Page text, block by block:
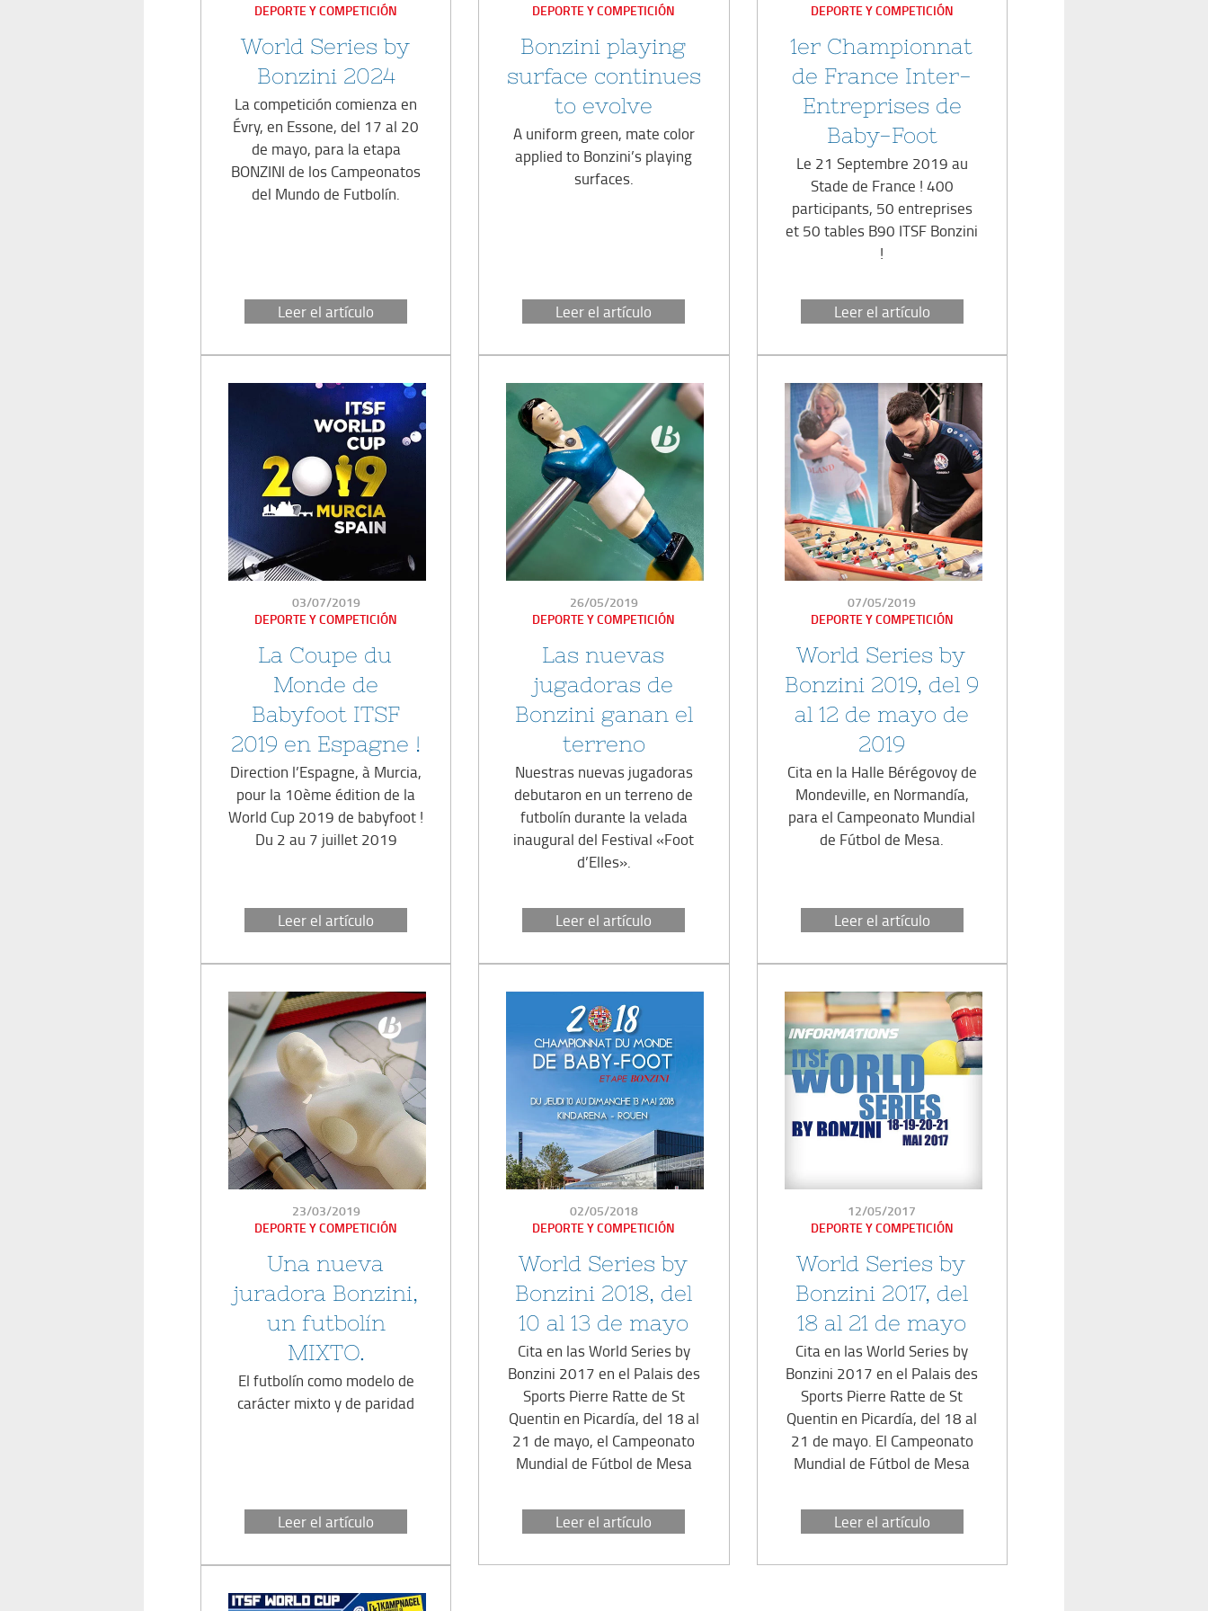
EN
DEPORTE Y COMPETICIÓN
World Series by
Bonzini 2024
La competición comienza en
Évry, en Essone, del 17 al 20
de mayo, para la etapa
BONZINI de los Campeonatos
del Mundo de Futbolín.
Leer el artículo
EN
DEPORTE Y COMPETICIÓN
Bonzini playing
surface continues
to evolve
A uniform green, mate color
applied to Bonzini’s playing
surfaces.
Leer el artículo
EN
DEPORTE Y COMPETICIÓN
1er Championnat
de France Inter-
Entreprises de
Baby-Foot
Le 21 Septembre 2019 au
Stade de France ! 400
participants, 50 entreprises
et 50 tables B90 ITSF Bonzini
!
Leer el artículo
PUBLICADO
EN
03/07/2019
DEPORTE Y COMPETICIÓN
La Coupe du
Monde de
Babyfoot ITSF
2019 en Espagne !
Direction l’Espagne, à Murcia,
pour la 10ème édition de la
World Cup 2019 de babyfoot !
Du 2 au 7 juillet 2019
Leer el artículo
PUBLICADO
EN
26/05/2019
DEPORTE Y COMPETICIÓN
Las nuevas
jugadoras de
Bonzini ganan el
terreno
Nuestras nuevas jugadoras
debutaron en un terreno de
futbolín durante la velada
inaugural del Festival «Foot
d’Elles».
Leer el artículo
PUBLICADO
EN
07/05/2019
DEPORTE Y COMPETICIÓN
World Series by
Bonzini 2019, del 9
al 12 de mayo de
2019
Cita en la Halle Bérégovoy de
Mondeville, en Normandía,
para el Campeonato Mundial
de Fútbol de Mesa.
Leer el artículo
PUBLICADO
EN
23/03/2019
DEPORTE Y COMPETICIÓN
Una nueva
juradora Bonzini,
un futbolín
MIXTO.
El futbolín como modelo de
carácter mixto y de paridad
Leer el artículo
PUBLICADO
EN
02/05/2018
DEPORTE Y COMPETICIÓN
World Series by
Bonzini 2018, del
10 al 13 de mayo
Cita en las World Series by
Bonzini 2017 en el Palais des
Sports Pierre Ratte de St
Quentin en Picardía, del 18 al
21 de mayo, el Campeonato
Mundial de Fútbol de Mesa
Leer el artículo
PUBLICADO
EN
12/05/2017
DEPORTE Y COMPETICIÓN
World Series by
Bonzini 2017, del
18 al 21 de mayo
Cita en las World Series by
Bonzini 2017 en el Palais des
Sports Pierre Ratte de St
Quentin en Picardía, del 18 al
21 de mayo. El Campeonato
Mundial de Fútbol de Mesa
Leer el artículo